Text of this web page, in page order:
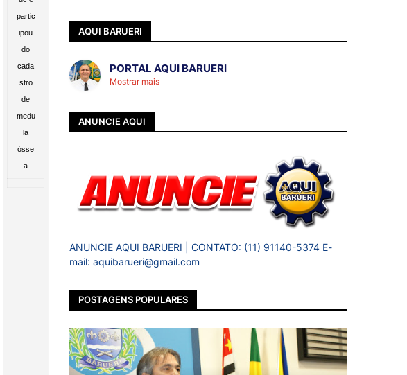
AQUI BARUERI
PORTAL AQUI BARUERI
Mostrar mais
ANUNCIE AQUI
ANUNCIE AQUI BARUERI | CONTATO: (11) 91140-5374 E-
mail: aquibarueri@gmail.com
POSTAGENS POPULARES